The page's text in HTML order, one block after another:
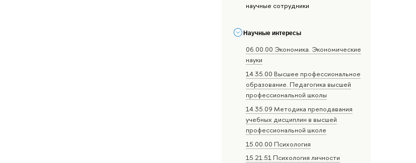
научные сотрудники
Научные интересы
06.00.00 Экономика. Экономические
науки
14.35.00 Высшее профессиональное
образование. Педагогика высшей
профессиональной школы
14.35.09 Методика преподавания
учебных дисциплин в высшей
профессиональной школе
15.00.00 Психология
15.21.51 Психология личности